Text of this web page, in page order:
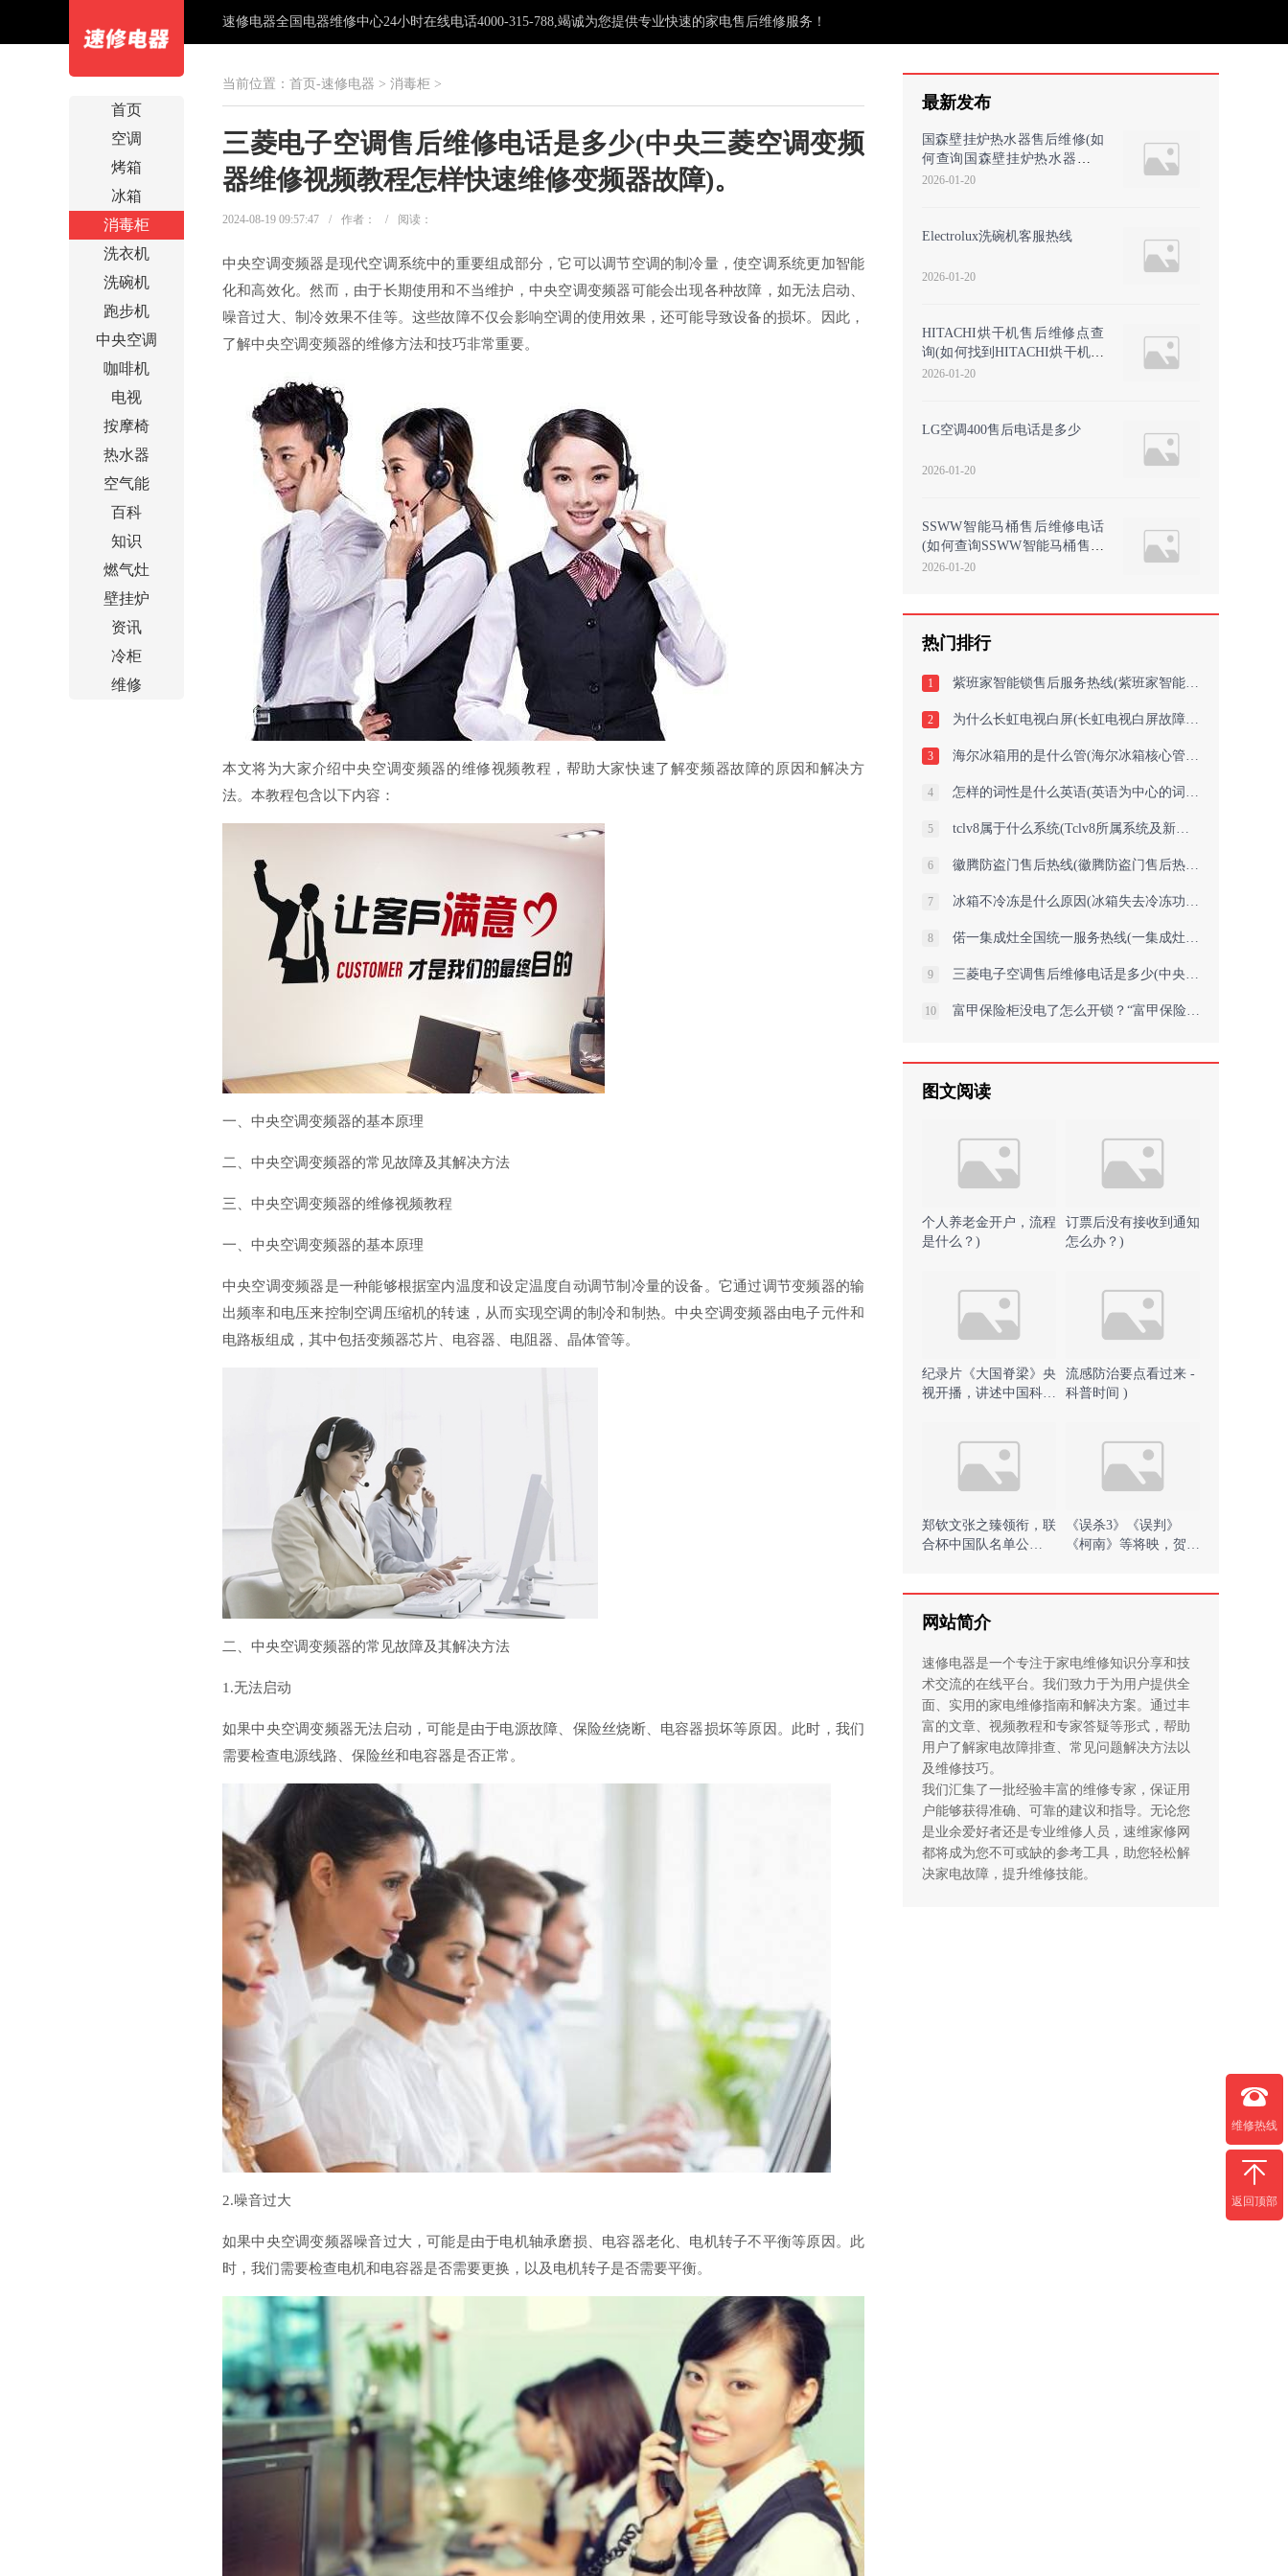
速修电器全国电器维修中心24小时在线电话4000-315-788,竭诚为您提供专业快速的家电售后维修服务！
首页
空调
烤箱
冰箱
消毒柜
洗衣机
洗碗机
跑步机
中央空调
咖啡机
电视
按摩椅
热水器
空气能
百科
知识
燃气灶
壁挂炉
资讯
冷柜
维修
当前位置： 首页-速修电器 > 消毒柜 >
三菱电子空调售后维修电话是多少(中央三菱空调变频
器维修视频教程怎样快速维修变频器故障)。
2024-08-19 09:57:47 / 作者： / 阅读：
中央空调变频器是现代空调系统中的重要组成部分，它可以调节空调的制冷量，使空调系统更加智能
化和高效化。然而，由于长期使用和不当维护，中央空调变频器可能会出现各种故障，如无法启动、
噪音过大、制冷效果不佳等。这些故障不仅会影响空调的使用效果，还可能导致设备的损坏。因此，
了解中央空调变频器的维修方法和技巧非常重要。
本文将为大家介绍中央空调变频器的维修视频教程，帮助大家快速了解变频器故障的原因和解决方
法。本教程包含以下内容：
一、中央空调变频器的基本原理
二、中央空调变频器的常见故障及其解决方法
三、中央空调变频器的维修视频教程
一、中央空调变频器的基本原理
中央空调变频器是一种能够根据室内温度和设定温度自动调节制冷量的设备。它通过调节变频器的输
出频率和电压来控制空调压缩机的转速，从而实现空调的制冷和制热。中央空调变频器由电子元件和
电路板组成，其中包括变频器芯片、电容器、电阻器、晶体管等。
二、中央空调变频器的常见故障及其解决方法
1.无法启动
如果中央空调变频器无法启动，可能是由于电源故障、保险丝烧断、电容器损坏等原因。此时，我们
需要检查电源线路、保险丝和电容器是否正常。
2.噪音过大
如果中央空调变频器噪音过大，可能是由于电机轴承磨损、电容器老化、电机转子不平衡等原因。此
时，我们需要检查电机和电容器是否需要更换，以及电机转子是否需要平衡。
最新发布
国森壁挂炉热水器售后维修(如
何查询国森壁挂炉热水器的售
后维修服务？)
2026-01-20
Electrolux洗碗机客服热线
2026-01-20
HITACHI烘干机售后维修点查
询(如何找到HITACHI烘干机的
官方售后维修服务电话？
2026-01-20
LG空调400售后电话是多少
2026-01-20
SSWW智能马桶售后维修电话
(如何查询SSWW智能马桶售后
维修电话)
2026-01-20
热门排行
1 紫班家智能锁售后服务热线(紫班家智能锁售后服务热线：尽心呵护，安心用！
2 为什么长虹电视白屏(长虹电视白屏故障解析)
3 海尔冰箱用的是什么管(海尔冰箱核心管的材料是什么？)
4 怎样的词性是什么英语(英语为中心的词性探究)
5 tclv8属于什么系统(Tclv8所属系统及新标题：中心系统+新标题 = Tclv8属于的系统及
6 徽腾防盗门售后热线(徽腾防盗门售后热线：专业维修，贴心服务)
7 冰箱不冷冻是什么原因(冰箱失去冷冻功能的原因)
8 偌一集成灶全国统一服务热线(一集成灶服务热线，全国统一呼叫中心)
9 三菱电子空调售后维修电话是多少(中央三菱空调变频器维修视频教程怎样快速
10 富甲保险柜没电了怎么开锁？“富甲保险柜电池耗尽如何快速解锁？”
图文阅读
个人养老金开户，流程
是什么？)
订票后没有接收到通知
怎么办？)
纪录片《大国脊梁》央
视开播，讲述中国科学
流感防治要点看过来 -
科普时间 )
郑钦文张之臻领衔，联
合杯中国队名单公
《误杀3》《误判》
《柯南》等将映，贺岁
网站简介
速修电器是一个专注于家电维修知识分享和技
术交流的在线平台。我们致力于为用户提供全
面、实用的家电维修指南和解决方案。通过丰
富的文章、视频教程和专家答疑等形式，帮助
用户了解家电故障排查、常见问题解决方法以
及维修技巧。
我们汇集了一批经验丰富的维修专家，保证用
户能够获得准确、可靠的建议和指导。无论您
是业余爱好者还是专业维修人员，速维家修网
都将成为您不可或缺的参考工具，助您轻松解
决家电故障，提升维修技能。
维修热线
返回顶部